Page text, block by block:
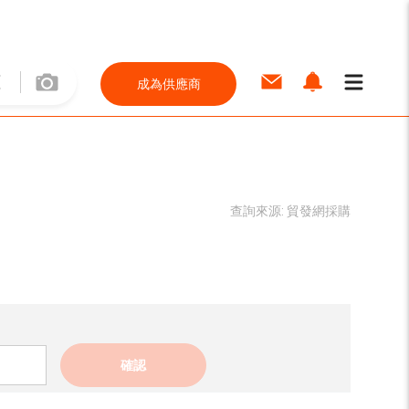
成為供應商
查詢來源: 貿發網採購
確認